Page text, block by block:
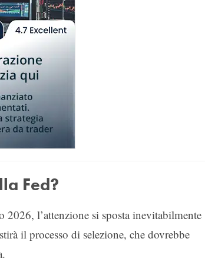
Fed?
l’attenzione si sposta inevitabilmente
il processo di selezione, che dovrebbe